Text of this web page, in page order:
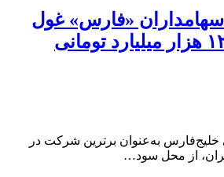
«فارس» غول
بازار سرمایه، ۱۲۵ هزار میلیارد تومانی
به‌عنوان برترین شرکت در